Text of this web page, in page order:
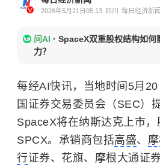
2026年5月21日05:13 四川 每日经济新
问AI · SpaceX双重股权结构如何
力？
每经AI快讯，当地时间5月
国证券交易委员会（SEC）
SpaceX将在纳斯达克上市，
SPCX。承销商包括高盛、
行证券、花旗、摩根大通证